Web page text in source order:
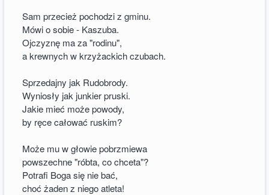
Sam przecież pochodzi z gminu.
Mówi o sobie - Kaszuba.
Ojczyznę ma za "rodinu",
a krewnych w krzyżackich czubach.
Sprzedajny jak Rudobrody.
Wyniosły jak junkier pruski.
Jakie mieć może powody,
by ręce całować ruskim?
Może mu w głowie pobrzmiewa
powszechne "róbta, co chceta"?
Potrafi Boga się nie bać,
choć żaden z niego atleta!